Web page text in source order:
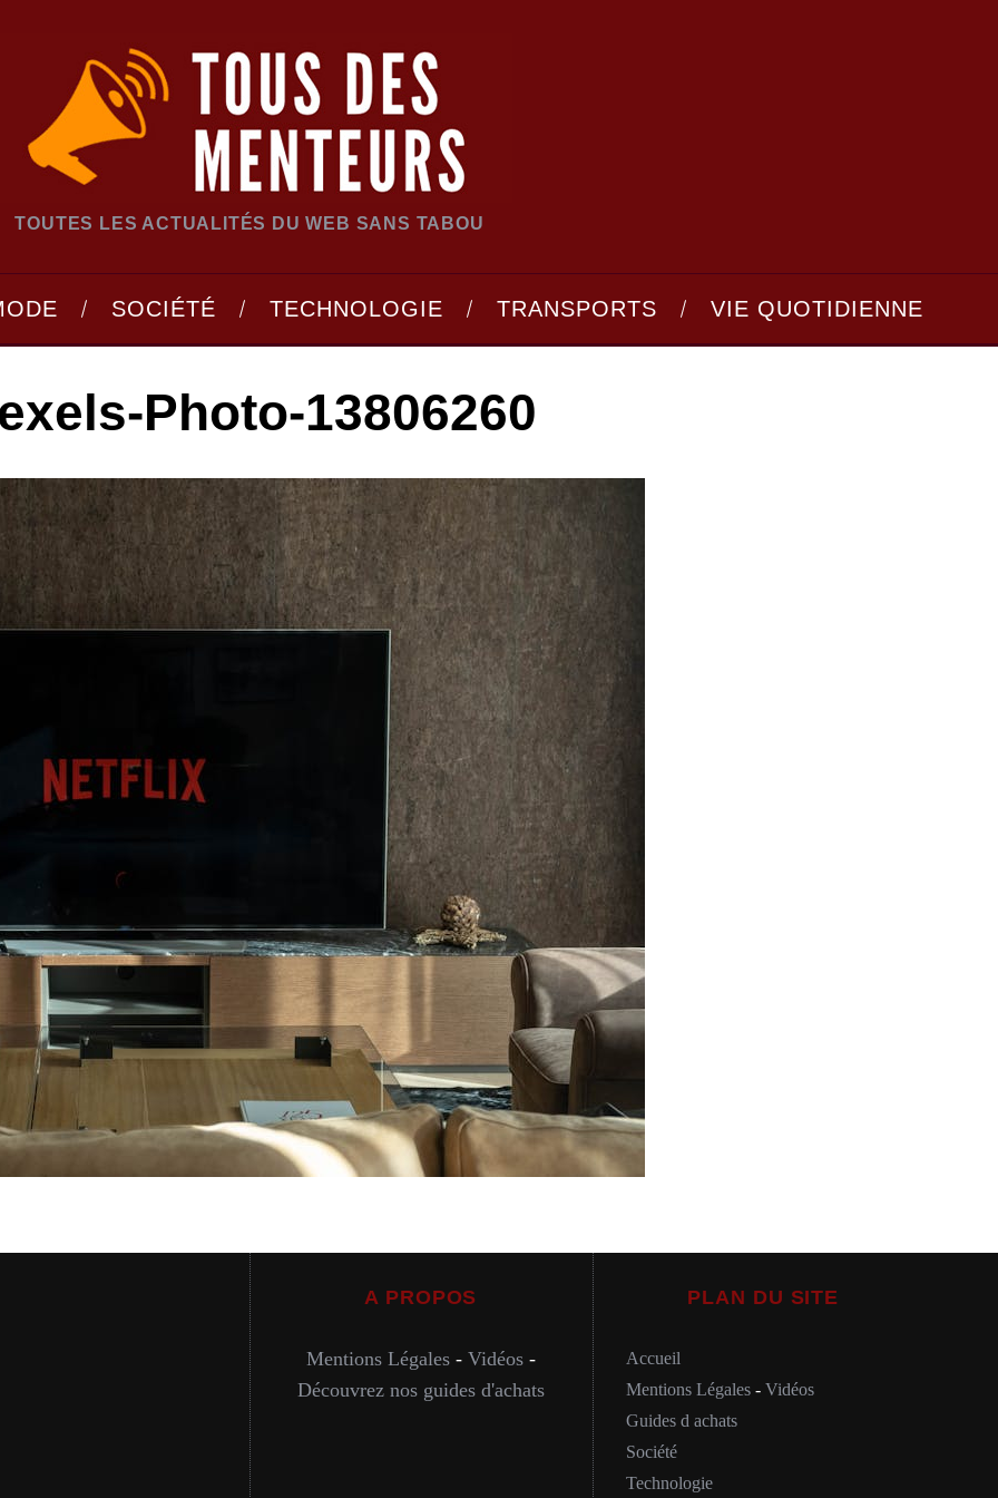
TOUTES LES ACTUALITÉS DU WEB SANS TABOU
SOCIÉTÉ TECHNOLOGIE TRANSPORTS VIE QUOTIDIENNE
Photo-13806260
A PROPOS
Mentions Légales- Vidéos-
Découvrez nos guides d'achats
PLAN DU SITE
Accueil
Mentions Légales- Vidéos
Guides d achats
Société
Technologie